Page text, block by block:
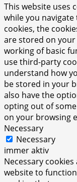
This website uses
while you
cookies, the
are stored on
working of basic
use third-party
understand how
be stored in your
also have the
opting out of
on your browsing
Necessary
Necessary
immer aktiv
Necessary
website to